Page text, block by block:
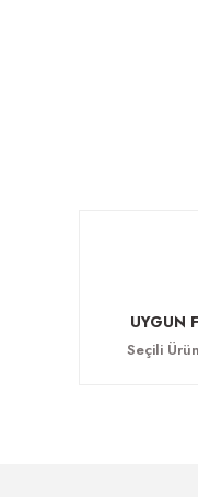
UYGUN
Seçili